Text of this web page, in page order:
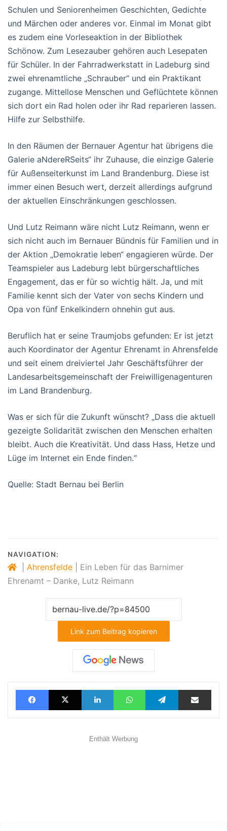
Schulen und Seniorenheimen Geschichten, Gedichte
und Märchen oder anderes vor. Einmal im Monat gibt
es zudem eine Vorleseaktion in der Bibliothek
Schönow. Zum Lesezauber gehören auch Lesepaten
für Schüler. In der Fahrradwerkstatt in Ladeburg sind
zwei ehrenamtliche „Schrauber“ und ein Praktikant
zugange. Mittellose Menschen und Geflüchtete können
sich dort ein Rad holen oder ihr Rad reparieren lassen.
Hilfe zur Selbsthilfe.
In den Räumen der Bernauer Agentur hat übrigens die
Galerie aNdereRSeits“ ihr Zuhause, die einzige Galerie
für Außenseiterkunst im Land Brandenburg. Diese ist
immer einen Besuch wert, derzeit allerdings aufgrund
der aktuellen Einschränkungen geschlossen.
Und Lutz Reimann wäre nicht Lutz Reimann, wenn er
sich nicht auch im Bernauer Bündnis für Familien und in
der Aktion „Demokratie leben“ engagieren würde. Der
Teamspieler aus Ladeburg lebt bürgerschaftliches
Engagement, das er für so wichtig hält. Ja, und mit
Familie kennt sich der Vater von sechs Kindern und
Opa von fünf Enkelkindern ohnehin gut aus.
Beruflich hat er seine Traumjobs gefunden: Er ist jetzt
auch Koordinator der Agentur Ehrenamt in Ahrensfelde
und seit einem dreiviertel Jahr Geschäftsführer der
Landesarbeitsgemeinschaft der Freiwilligenagenturen
im Land Brandenburg.
Was er sich für die Zukunft wünscht? „Dass die aktuell
gezeigte Solidarität zwischen den Menschen erhalten
bleibt. Auch die Kreativität. Und dass Hass, Hetze und
Lüge im Internet ein Ende finden.“
Quelle: Stadt Bernau bei Berlin
NAVIGATION:
Ahrensfelde
Ein Leben für das Barnimer
Ehrenamt – Danke, Lutz Reimann
Link zum Beitrag kopieren
FacebookX LinkedInWhatsAppTelegramTeilen via E-Mail
Enthält Werbung